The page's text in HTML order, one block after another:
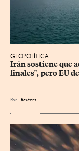
GEOPOLÍTICA
Irán sostiene que
finales", pero EU
Por Reuters